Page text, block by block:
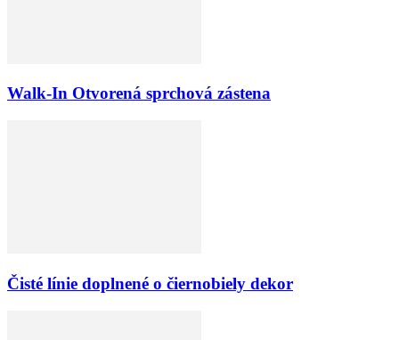
Walk-In Otvorená sprchová zástena
Čisté línie doplnené o čiernobiely dekor